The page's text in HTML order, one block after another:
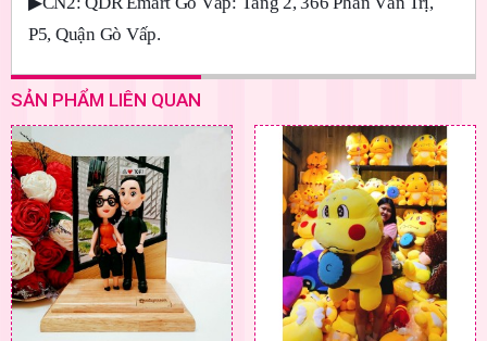
P5, Quận Gò Vấp.
SẢN PHẨM LIÊN QUAN